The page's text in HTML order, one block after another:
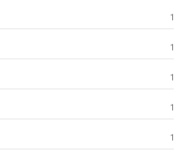
1
1
1
1
1